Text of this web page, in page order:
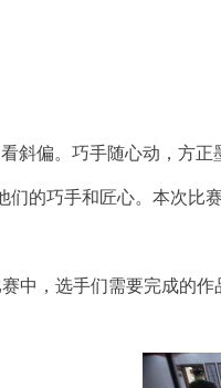
斜偏。巧手随心动，方
们的巧手和匠心。本次比
中，选手们需要完成的